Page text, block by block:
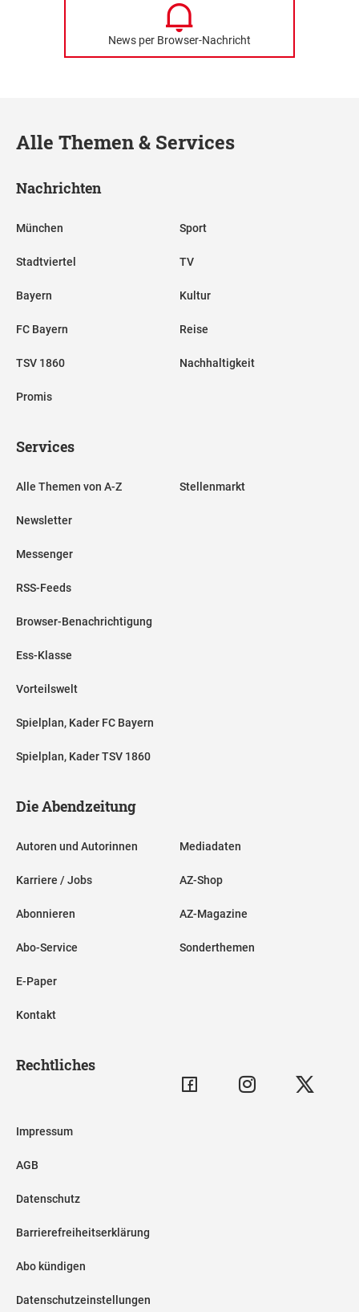
News per Browser-Nachricht
Alle Themen & Services
Nachrichten
München
Stadtviertel
Bayern
FC Bayern
TSV 1860
Promis
Sport
TV
Kultur
Reise
Nachhaltigkeit
Services
Alle Themen von A-Z
Newsletter
Messenger
RSS-Feeds
Browser-Benachrichtigung
Ess-Klasse
Vorteilswelt
Spielplan, Kader FC Bayern
Spielplan, Kader TSV 1860
Stellenmarkt
Die Abendzeitung
Autoren und Autorinnen
Karriere / Jobs
Abonnieren
Abo-Service
E-Paper
Kontakt
Mediadaten
AZ-Shop
AZ-Magazine
Sonderthemen
Rechtliches
Impressum
AGB
Datenschutz
Barrierefreiheitserklärung
Abo kündigen
Datenschutzeinstellungen